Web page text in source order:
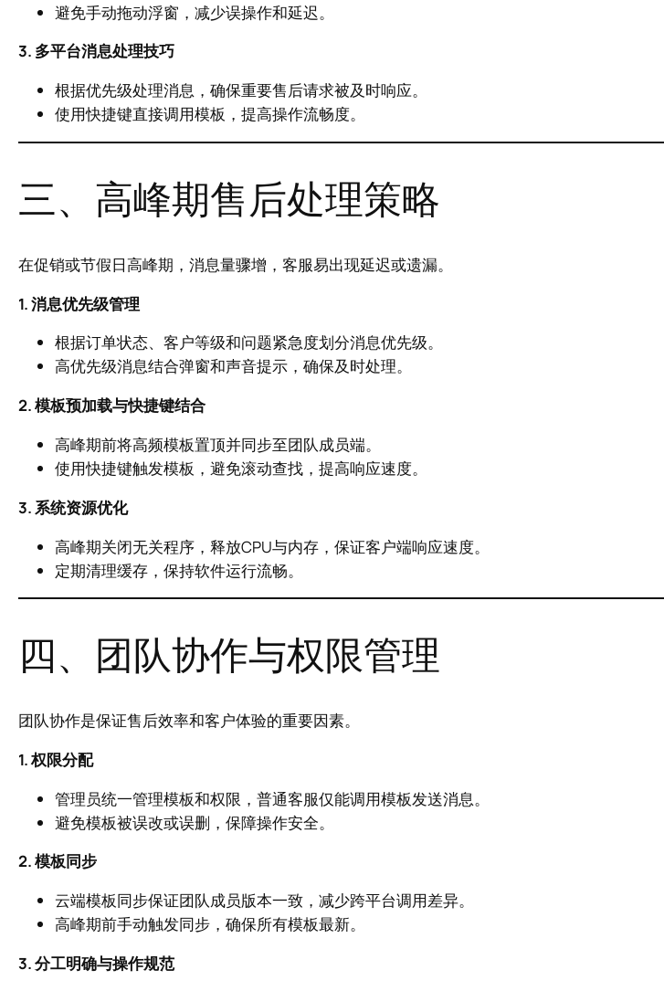
避免手动拖动浮窗，减少误操作和延迟。
3. 多平台消息处理技巧
根据优先级处理消息，确保重要售后请求被及时响应。
使用快捷键直接调用模板，提高操作流畅度。
三、高峰期售后处理策略
在促销或节假日高峰期，消息量骤增，客服易出现延迟或遗漏。
1. 消息优先级管理
根据订单状态、客户等级和问题紧急度划分消息优先级。
高优先级消息结合弹窗和声音提示，确保及时处理。
2. 模板预加载与快捷键结合
高峰期前将高频模板置顶并同步至团队成员端。
使用快捷键触发模板，避免滚动查找，提高响应速度。
3. 系统资源优化
高峰期关闭无关程序，释放CPU与内存，保证客户端响应速度。
定期清理缓存，保持软件运行流畅。
四、团队协作与权限管理
团队协作是保证售后效率和客户体验的重要因素。
1. 权限分配
管理员统一管理模板和权限，普通客服仅能调用模板发送消息。
避免模板被误改或误删，保障操作安全。
2. 模板同步
云端模板同步保证团队成员版本一致，减少跨平台调用差异。
高峰期前手动触发同步，确保所有模板最新。
3. 分工明确与操作规范